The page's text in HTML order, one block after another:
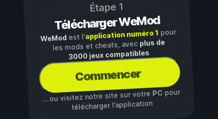
Étape 1
Télécharger WeMod
WeModest l’application numéro 1pour
les mods et cheats, avec plus de
3000 jeux compatibles
Commencer
… ou visitez notre site sur votre PCpour
télécharger l’application